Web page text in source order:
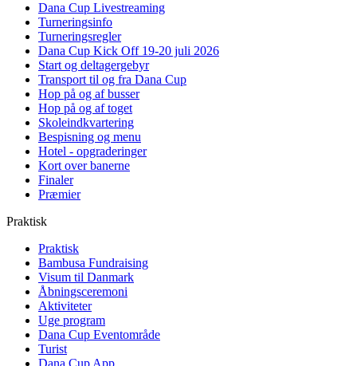
Dana Cup Livestreaming
Turneringsinfo
Turneringsregler
Dana Cup Kick Off 19-20 juli 2026
Start og deltagergebyr
Transport til og fra Dana Cup
Hop på og af busser
Hop på og af toget
Skoleindkvartering
Bespisning og menu
Hotel - opgraderinger
Kort over banerne
Finaler
Præmier
Praktisk
Praktisk
Bambusa Fundraising
Visum til Danmark
Åbningsceremoni
Aktiviteter
Uge program
Dana Cup Eventområde
Turist